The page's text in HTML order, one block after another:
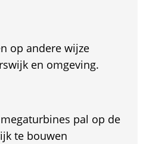
op andere wijze
en omgeving.
pal op de
te bouwen